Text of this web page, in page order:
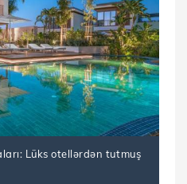
Lüks otellərdən tutmuş